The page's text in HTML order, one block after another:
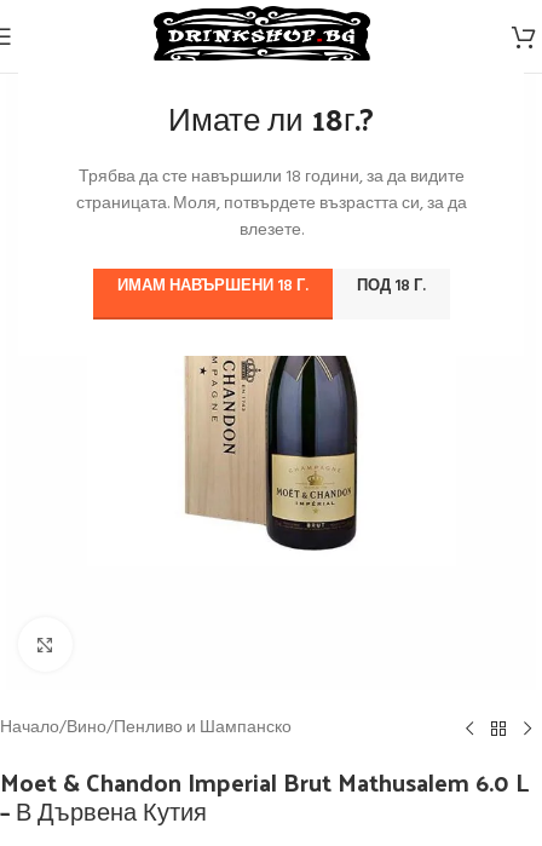
Имате ли 18г.?
Трябва да сте навършили 18 години, за да видите
страницата. Моля, потвърдете възрастта си, за да
влезете.
ИМАМ НАВЪРШЕНИ 18 Г. ПОД 18 Г.
Начало/Вино/Пенливо и Шампанско
Moet & Chandon Imperial Brut Mathusalem 6.0 L
– В Дървена Кутия